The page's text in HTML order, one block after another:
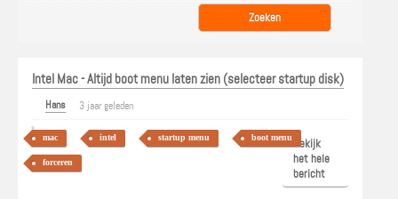
Intel Mac - Altijd boot menu laten zien (selecteer startup disk)
Hans 3 jaar geleden
mac intel startup menu boot menu
forceren
Bekijk
het hele
bericht